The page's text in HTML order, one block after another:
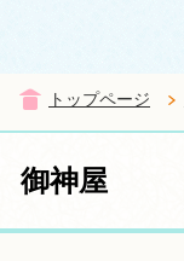
トップページ
御神屋